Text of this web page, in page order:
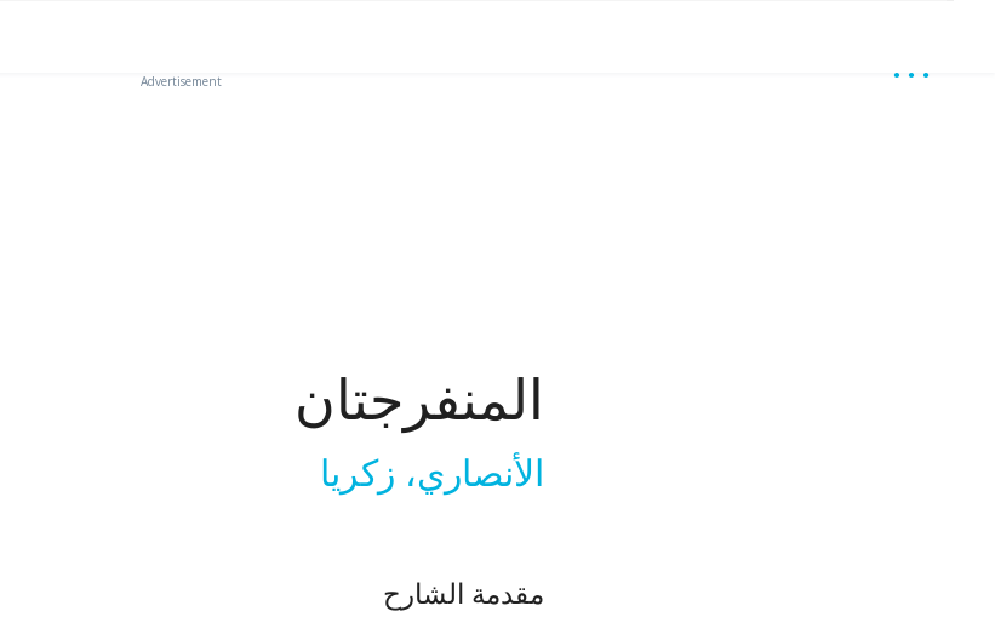
Advertisement
المنفرجتان
الأنصاري، زكريا
مقدمة الشارح